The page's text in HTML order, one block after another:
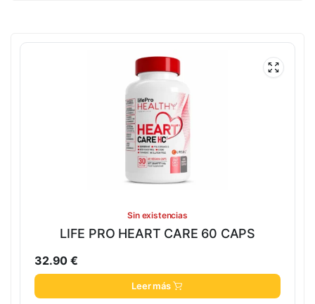
Sin existencias
LIFE PRO HEART CARE 60 CAPS
32.90€
Leer más